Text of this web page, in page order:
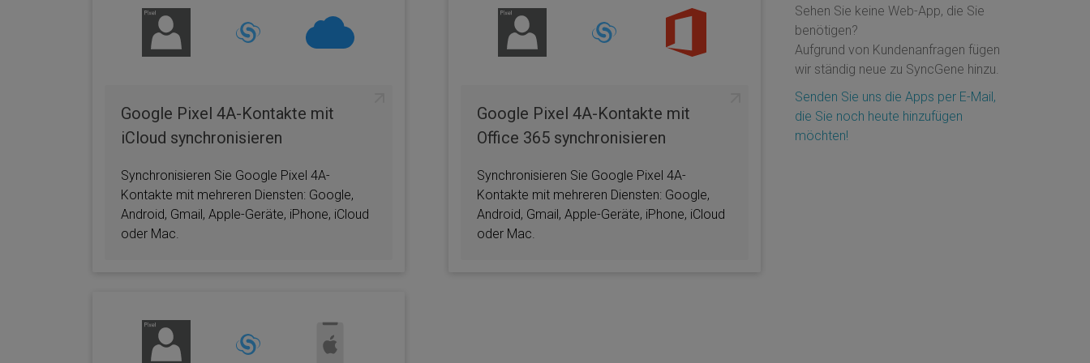
Google Pixel 4A-Kontakte mit
iCloud synchronisieren
Synchronisieren Sie Google Pixel 4A-
Kontakte mit mehreren Diensten: Google,
Android, Gmail, Apple-Geräte, iPhone, iCloud
oder Mac.
Google Pixel 4A-Kontakte mit
Office 365 synchronisieren
Synchronisieren Sie Google Pixel 4A-
Kontakte mit mehreren Diensten: Google,
Android, Gmail, Apple-Geräte, iPhone, iCloud
oder Mac.
Sehen Sie keine Web-App, die Sie
benötigen?
Aufgrund von Kundenanfragen fügen
wir ständig neue zu SyncGene hinzu.
Senden Sie uns die Apps per E-Mail,
die Sie noch heute hinzufügen
möchten!